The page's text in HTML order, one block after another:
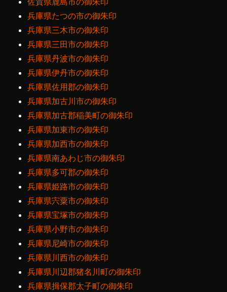
兵庫県たつの市の御朱印
兵庫県三木市の御朱印
兵庫県三田市の御朱印
兵庫県丹波市の御朱印
兵庫県伊丹市の御朱印
兵庫県佐用郡の御朱印
兵庫県加古川市の御朱印
兵庫県加古郡稲美町の御朱印
兵庫県加東市の御朱印
兵庫県加西市の御朱印
兵庫県南あわじ市の御朱印
兵庫県多可郡の御朱印
兵庫県姫路市の御朱印
兵庫県宍粟市の御朱印
兵庫県宝塚市の御朱印
兵庫県小野市の御朱印
兵庫県尼崎市の御朱印
兵庫県川西市の御朱印
兵庫県川辺郡猪名川町の御朱印
兵庫県揖保郡太子町の御朱印